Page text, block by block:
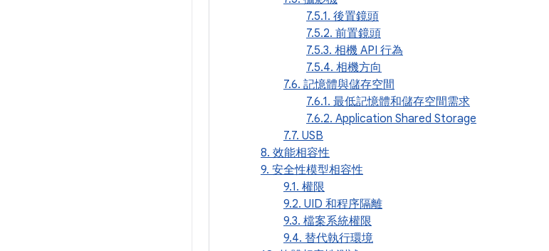
7.5.1. 後置鏡頭
7.5.2. 前置鏡頭
7.5.3. 相機 API 行為
7.5.4. 相機方向
7.6. 記憶體與儲存空間
7.6.1. 最低記憶體和儲存空間需求
7.6.2. Application Shared Storage
7.7. USB
8. 效能相容性
9. 安全性模型相容性
9.1. 權限
9.2. UID 和程序隔離
9.3. 檔案系統權限
9.4. 替代執行環境